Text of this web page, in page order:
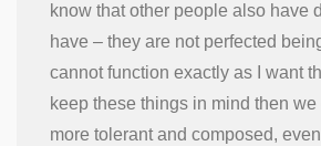
know that other people also have
have – they are not perfected
cannot function exactly as I want
keep these things in mind then
more tolerant and composed,